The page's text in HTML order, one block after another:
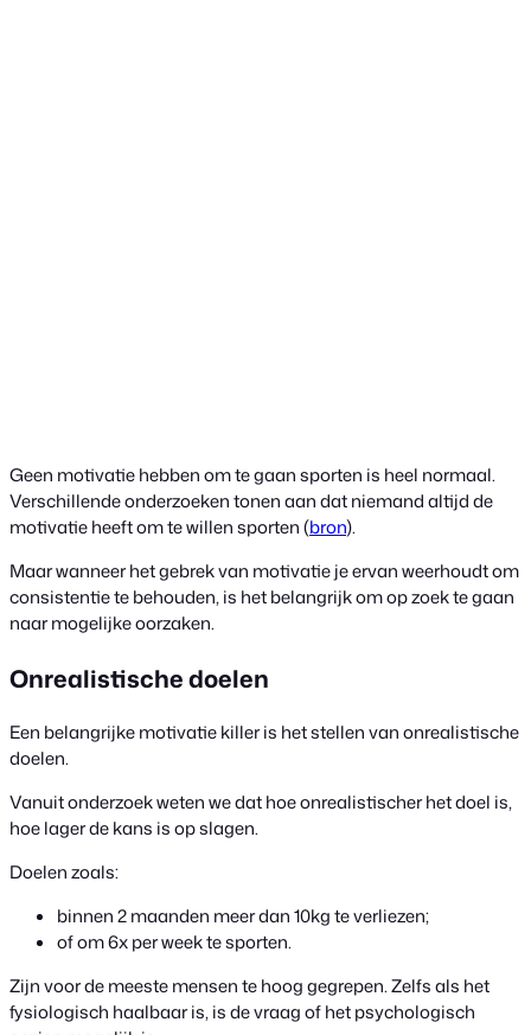
Geen motivatie hebben om te gaan sporten is heel normaal.
Verschillende onderzoeken tonen aan dat niemand altijd de
motivatie heeft om te willen sporten (bron).
Maar wanneer het gebrek van motivatie je ervan weerhoudt om
consistentie te behouden, is het belangrijk om op zoek te gaan
naar mogelijke oorzaken.
Onrealistische doelen
Een belangrijke motivatie killer is het stellen van onrealistische
doelen.
Vanuit onderzoek weten we dat hoe onrealistischer het doel is,
hoe lager de kans is op slagen.
Doelen zoals:
binnen 2 maanden meer dan 10kg te verliezen;
of om 6x per week te sporten.
Zijn voor de meeste mensen te hoog gegrepen. Zelfs als het
fysiologisch haalbaar is, is de vraag of het psychologisch